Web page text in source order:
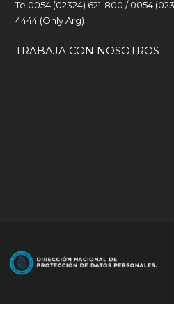
Te 0054 (02324) 621-800 / 0054
4444 (Only Arg)
TRABAJA CON NOSOTROS